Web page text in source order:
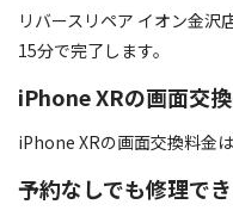
リバースリペア イオン金
15分で完了します。
iPhone XRの画面交
iPhone XRの画面交換料金
予約なしでも修理で